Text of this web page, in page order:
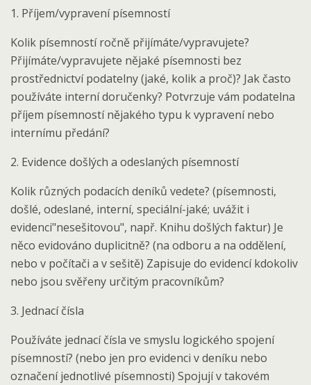
1. Příjem/vypravení písemností
Kolik písemností ročně přijímáte/vypravujete?
Přijímáte/vypravujete nějaké písemnosti bez
prostřednictví podatelny (jaké, kolik a proč)? Jak často
používáte interní doručenky? Potvrzuje vám podatelna
příjem písemností nějakého typu k vypravení nebo
internímu předání?
2. Evidence došlých a odeslaných písemností
Kolik různých podacích deníků vedete? (písemnosti,
došlé, odeslané, interní, speciální-jaké; uvážit i
evidenci"nesešitovou", např. Knihu došlých faktur) Je
něco evidováno duplicitně? (na odboru a na oddělení,
nebo v počítači a v sešitě) Zapisuje do evidencí kdokoliv
nebo jsou svěřeny určitým pracovníkům?
3. Jednací čísla
Používáte jednací čísla ve smyslu logického spojení
písemností? (nebo jen pro evidenci v deníku nebo
označení jednotlivé písemnosti) Spojují v takovém